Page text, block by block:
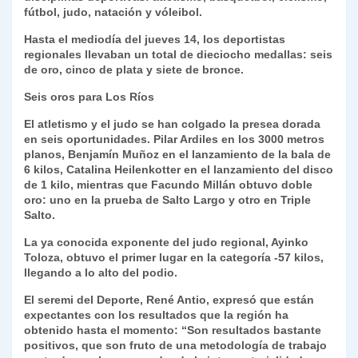
y
fútbol, judo, natación y vóleibol.
Hasta el mediodía del jueves 14, los deportistas
regionales llevaban un total de dieciocho medallas: seis
de oro, cinco de plata y siete de bronce.
Seis oros para Los Ríos
El atletismo y el judo se han colgado la presea dorada
en seis oportunidades. Pilar Ardiles en los 3000 metros
planos, Benjamín Muñoz en el lanzamiento de la bala de
6 kilos, Catalina Heilenkotter en el lanzamiento del disco
de 1 kilo, mientras que Facundo Millán obtuvo doble
oro: uno en la prueba de Salto Largo y otro en Triple
Salto.
La ya conocida exponente del judo regional, Ayinko
Toloza, obtuvo el primer lugar en la categoría -57 kilos,
llegando a lo alto del podio.
El seremi del Deporte, René Antio, expresó que están
expectantes con los resultados que la región ha
obtenido hasta el momento: “Son resultados bastante
positivos, que son fruto de una metodología de trabajo